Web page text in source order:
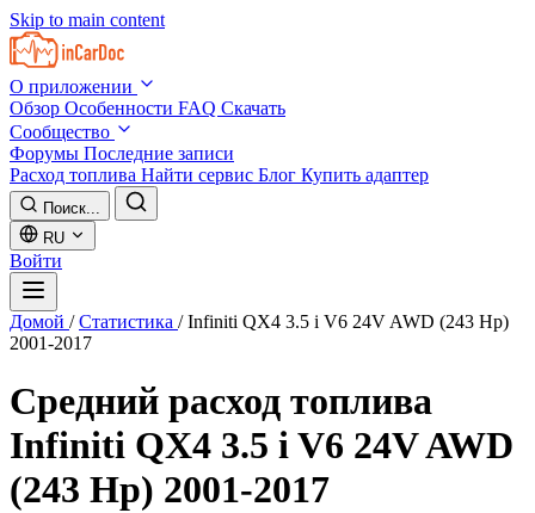
Skip to main content
О приложении
Обзор Особенности FAQ Скачать
Сообщество
Форумы Последние записи
Расход топлива Найти сервис Блог Купить адаптер
Поиск...
RU
Войти
Домой / Статистика / Infiniti QX4 3.5 i V6 24V AWD (243 Hp)
2001-2017
Средний расход топлива
Infiniti QX4 3.5 i V6 24V AWD
(243 Hp) 2001-2017